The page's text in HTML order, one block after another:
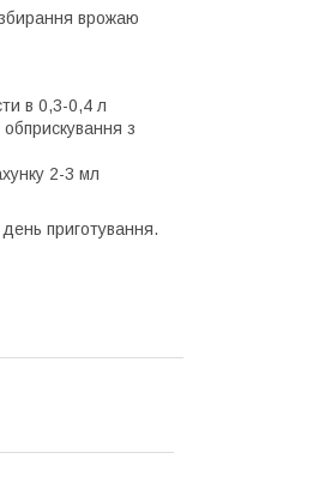
врожаю
в 0,3-0,4 л
з
2-3 мл
приготування.